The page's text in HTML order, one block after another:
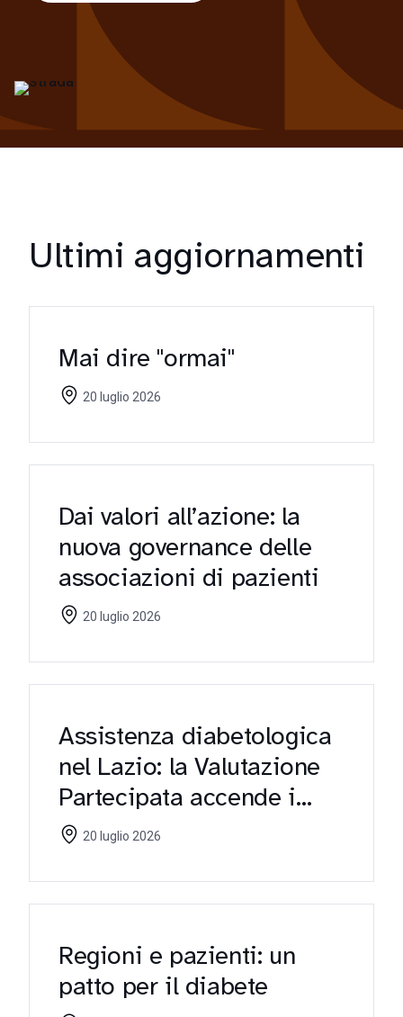
Ultimi aggiornamenti
Mai dire "ormai"
20 luglio 2026
Dai valori all’azione: la
nuova governance delle
associazioni di pazienti
20 luglio 2026
Assistenza diabetologica
nel Lazio: la Valutazione
Partecipata accende i
riflettori sulle criticità
20 luglio 2026
Regioni e pazienti: un
patto per il diabete